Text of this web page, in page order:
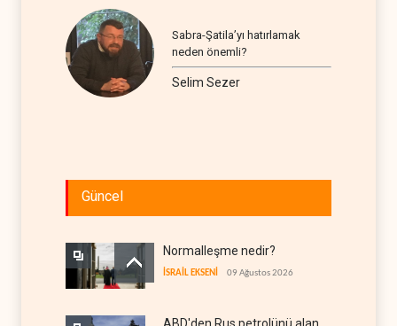
Sabra-Şatila’yı hatırlamak
neden önemli?
Selim Sezer
Güncel
Normalleşme nedir?
İSRAİL EKSENİ 09 Ağustos 2026